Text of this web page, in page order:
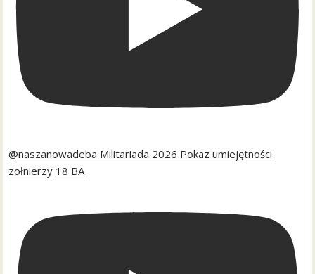
@naszanowadeba Militariada 2026 Pokaz umiejętności
zołnierzy 18 BA